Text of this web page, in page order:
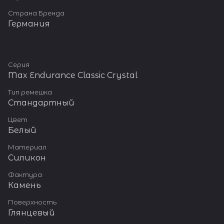
Страна Бренда
Германия
Серия
Max Endurance Classic Crystal
Тип ремешка
Стандартный
Цвет
Белый
Материал
Силикон
Фактура
Камень
Поверхность
Глянцевый